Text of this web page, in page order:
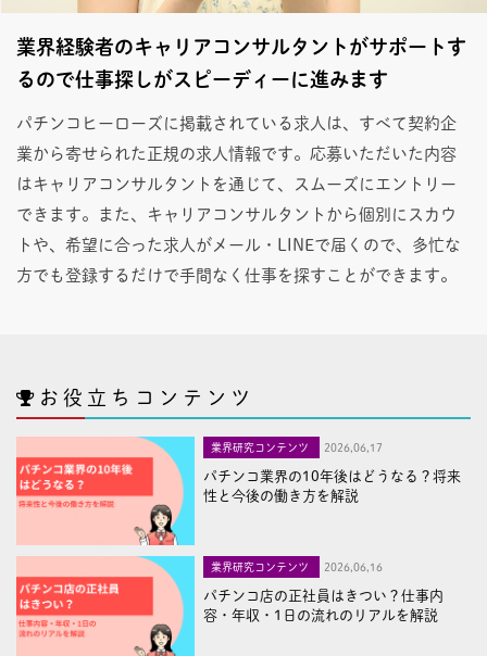
業界経験者のキャリアコンサルタントがサポートす
るので仕事探しがスピーディーに進みます
パチンコヒーローズに掲載されている求人は、すべて契約企
業から寄せられた正規の求人情報です。応募いただいた内容
はキャリアコンサルタントを通じて、スムーズにエントリー
できます。また、キャリアコンサルタントから個別にスカウ
トや、希望に合った求人がメール・LINEで届くので、多忙な
方でも登録するだけで手間なく仕事を探すことができます。
お役立ちコンテンツ
業界研究コンテンツ 2026,06,17
パチンコ業界の10年後はどうなる？将来
性と今後の働き方を解説
業界研究コンテンツ 2026,06,16
パチンコ店の正社員はきつい？仕事内
容・年収・1日の流れのリアルを解説